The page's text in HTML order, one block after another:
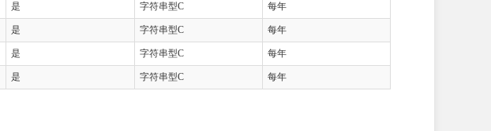
是 字符串型C 每年
是 字符串型C 每年
是 字符串型C 每年
是 字符串型C 每年